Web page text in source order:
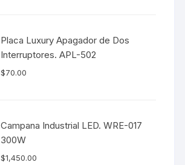
Placa Luxury Apagador de Dos
Interruptores. APL-502
$70.00
Campana Industrial LED. WRE-017
300W
$1,450.00